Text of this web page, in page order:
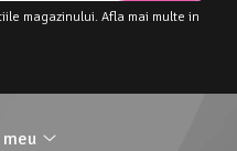
magazinului. Afla mai multe in